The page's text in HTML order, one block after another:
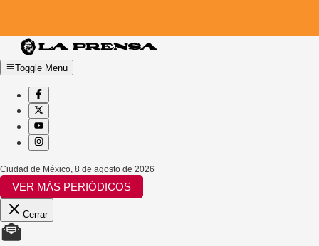
Toggle Menu
Ciudad de México 8 de agosto de 2026
VER MÁS PERIÓDICOS
Cerrar